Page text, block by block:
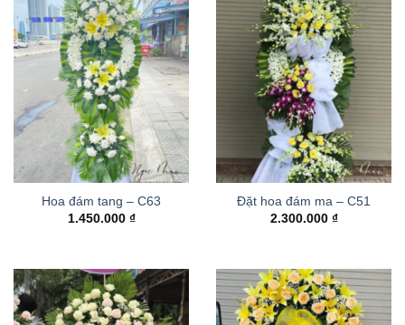
Hoa đám tang – C63
1.450.000 ₫
Đặt hoa đám ma – C51
2.300.000 ₫